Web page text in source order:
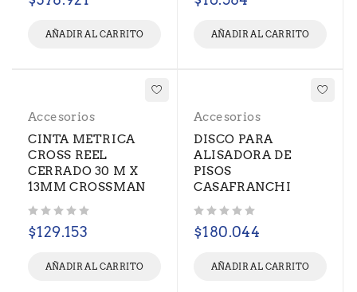
AÑADIR AL CARRITO AÑADIR AL CARRITO
Accesorios
CINTA METRICA
CROSS REEL
CERRADO 30 M X
13MM CROSSMAN
$129.153
AÑADIR AL CARRITO
Accesorios
DISCO PARA
ALISADORA DE
PISOS
CASAFRANCHI
$180.044
AÑADIR AL CARRITO